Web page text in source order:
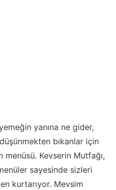
yanına ne gider,
bıkanlar için
menüsü. Kevserin Mutfağı,
sayesinde sizleri
kurtarıyor. Mevsim